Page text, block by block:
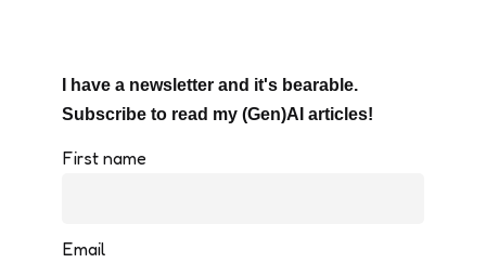
I have a newsletter and it's bearable.
Subscribe to read my (Gen)AI articles!
First name
Email